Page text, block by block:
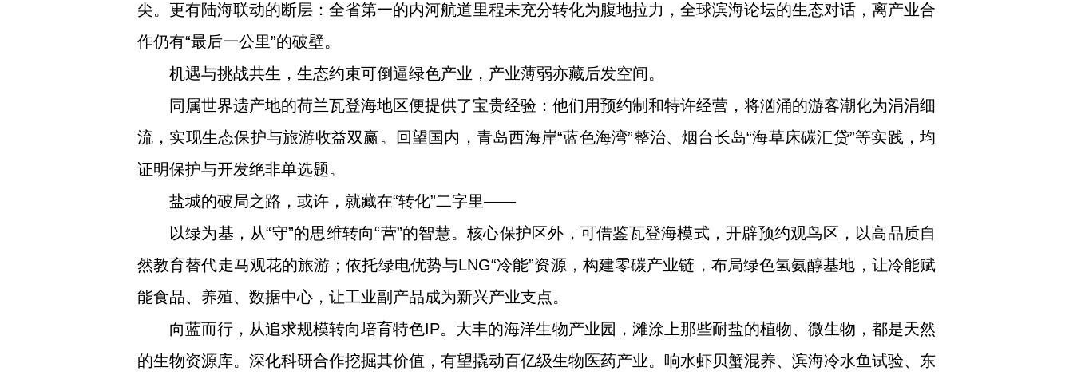
尖。更有陆海联动的断层：全省第一的内河航道里程未充分转化为腹地拉力，全球滨海论坛的生态对话，离产业合
作仍有“最后一公里”的破壁。
机遇与挑战共生，生态约束可倒逼绿色产业，产业薄弱亦藏后发空间。
同属世界遗产地的荷兰瓦登海地区便提供了宝贵经验：他们用预约制和特许经营，将汹涌的游客潮化为涓涓细
流，实现生态保护与旅游收益双赢。回望国内，青岛西海岸“蓝色海湾”整治、烟台长岛“海草床碳汇贷”等实践，均
证明保护与开发绝非单选题。
盐城的破局之路，或许，就藏在“转化”二字里——
以绿为基，从“守”的思维转向“营”的智慧。核心保护区外，可借鉴瓦登海模式，开辟预约观鸟区，以高品质自
然教育替代走马观花的旅游；依托绿电优势与LNG“冷能”资源，构建零碳产业链，布局绿色氢氨醇基地，让冷能赋
能食品、养殖、数据中心，让工业副产品成为新兴产业支点。
向蓝而行，从追求规模转向培育特色IP。大丰的海洋生物产业园，滩涂上那些耐盐的植物、微生物，都是天然
的生物资源库。深化科研合作挖掘其价值，有望撬动百亿级生物医药产业。响水虾贝蟹混养、滨海冷水鱼试验、东